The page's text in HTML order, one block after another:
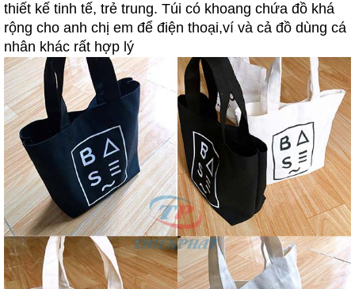
thiết kế tinh tế, trẻ trung. Túi có khoang chứa đồ khá
rộng cho anh chị em để điện thoại,ví và cả đồ dùng cá
nhân khác rất hợp lý